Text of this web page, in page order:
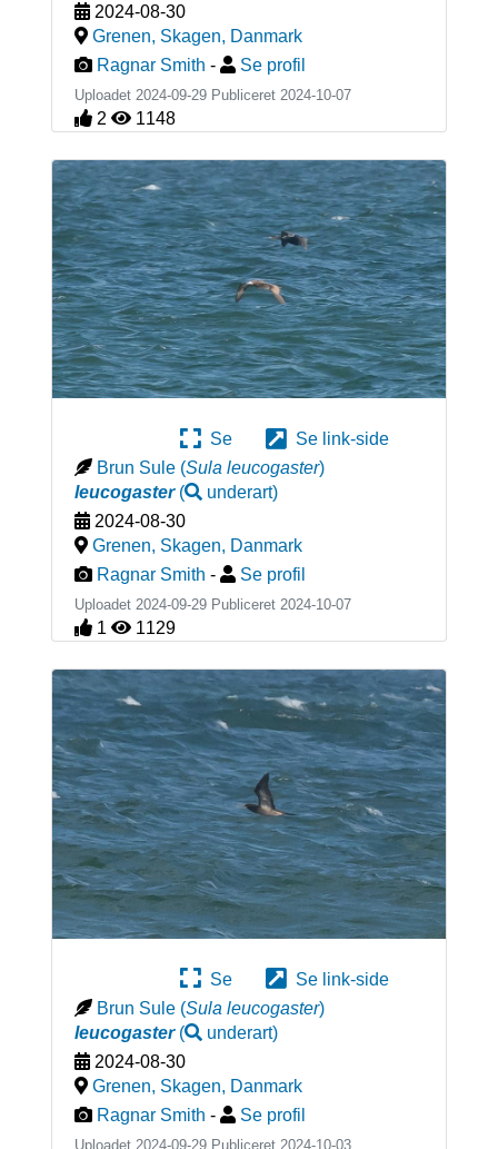
2024-08-30
Grenen, Skagen, Danmark
Ragnar Smith - Se profil
Uploadet 2024-09-29 Publiceret 2024-10-07
2 1148
Se
Se link-side
Brun Sule (Sula leucogaster)
leucogaster( underart)
2024-08-30
Grenen, Skagen, Danmark
Ragnar Smith - Se profil
Uploadet 2024-09-29 Publiceret 2024-10-07
1 1129
Se
Se link-side
Brun Sule (Sula leucogaster)
leucogaster( underart)
2024-08-30
Grenen, Skagen, Danmark
Ragnar Smith - Se profil
Uploadet 2024-09-29 Publiceret 2024-10-03